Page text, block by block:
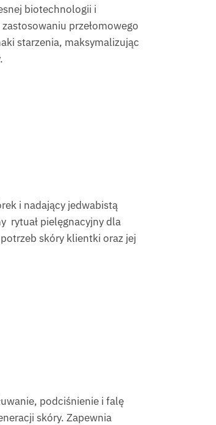
biotechnologii i
przełomowego
starzenia, maksymalizując
i nadający jedwabistą
rytuał pielęgnacyjny dla
skóry klientki oraz jej
podciśnienie i falę
skóry. Zapewnia